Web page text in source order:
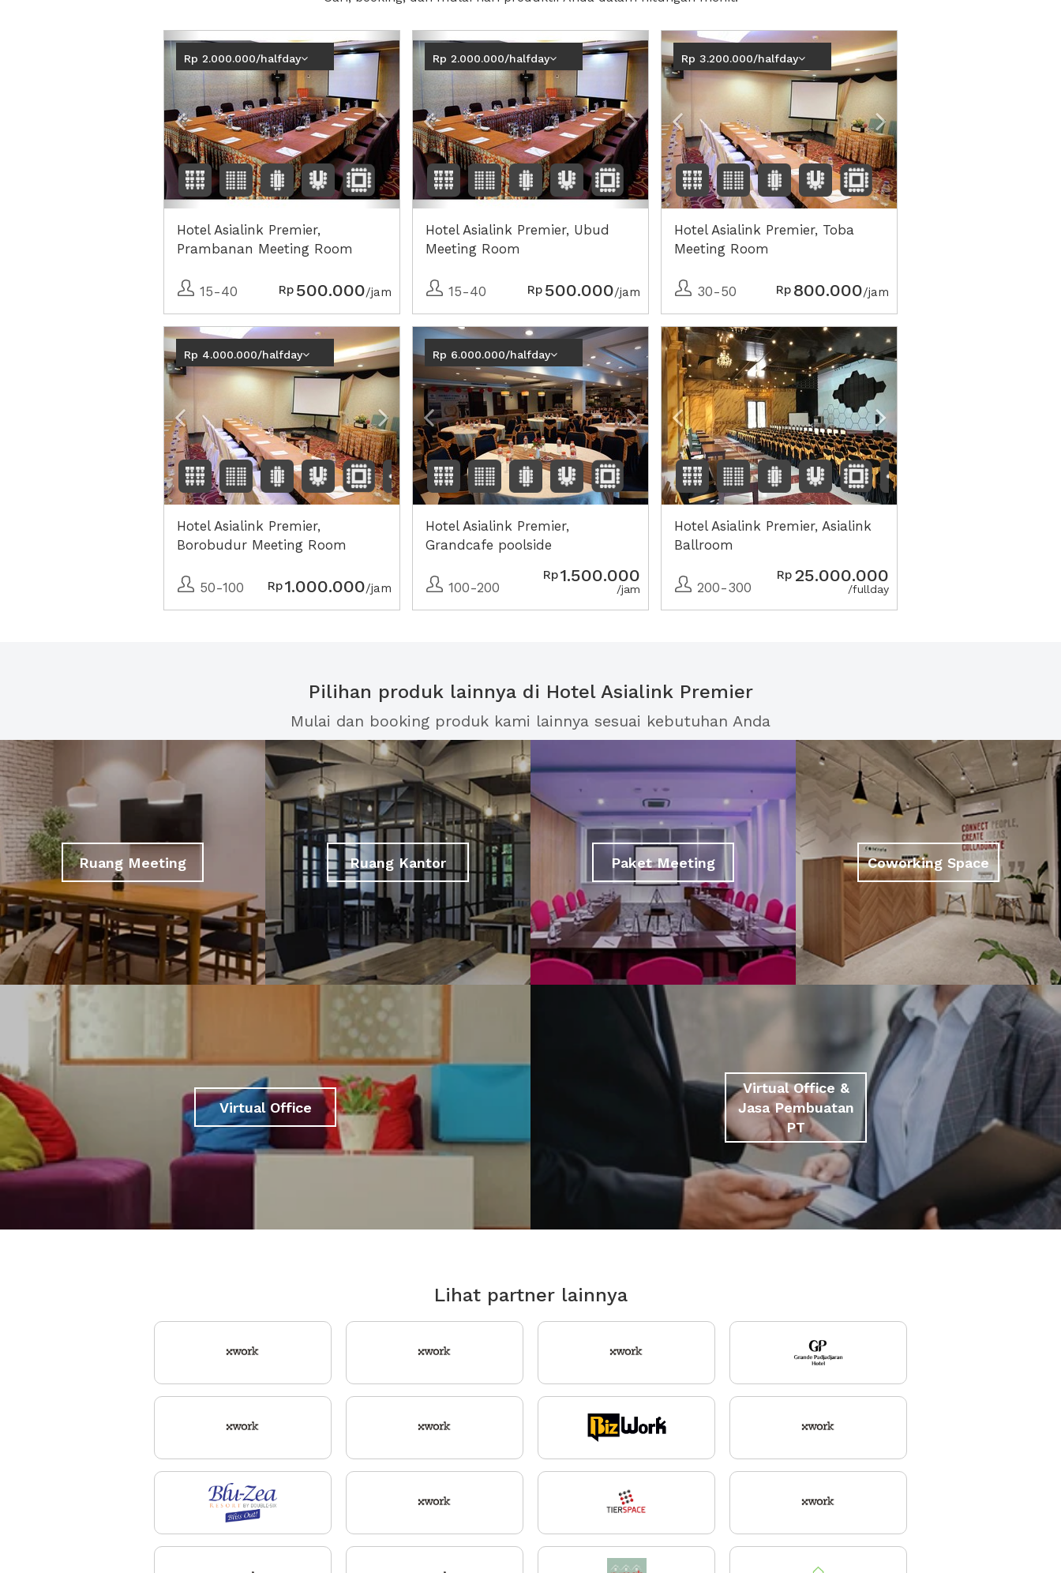
Previous Next2
Rp 2.000.000/halfday
Hotel Asialink Premier,
Prambanan Meeting Room
15-40 Rp 500.000/jam
Previous Next2
Rp 2.000.000/halfday
Hotel Asialink Premier, Ubud
Meeting Room
15-40 Rp 500.000/jam
Previous Next2
Rp 3.200.000/halfday
Hotel Asialink Premier, Toba
Meeting Room
30-50 Rp 800.000/jam
Previous Next2
Rp 4.000.000/halfday
Hotel Asialink Premier,
Borobudur Meeting Room
50-100 Rp1.000.000/jam
Previous Next2
Rp 6.000.000/halfday
Hotel Asialink Premier,
Grandcafe poolside
100-200
Rp1.500.000
/jam
Previous Next2
Hotel Asialink Premier, Asialink
Ballroom
200-300
Rp 25.000.000
/fullday
Pilihan produk lainnya di Hotel Asialink Premier
Mulai dan booking produk kami lainnya sesuai kebutuhan Anda
Ruang Meeting Ruang Kantor Paket Meeting Coworking Space
Virtual Office
Virtual Office &
Jasa Pembuatan
PT
Lihat partner lainnya